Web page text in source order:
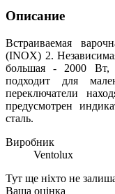
Описание
Встраиваемая
(INOX) 2.
большая - 2000 Вт,
подходит для
переключатели
предусмотрен
сталь.
Виробник
Ventolux
Тут ще ніхто не
Ваша оцінка